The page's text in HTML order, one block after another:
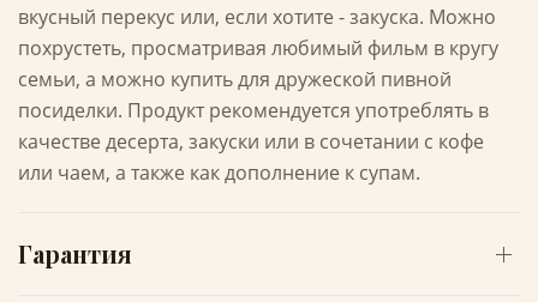
вкусный перекус или, если хотите - закуска. Можно
похрустеть, просматривая любимый фильм в кругу
семьи, а можно купить для дружеской пивной
посиделки. Продукт рекомендуется употреблять в
качестве десерта, закуски или в сочетании с кофе
или чаем, а также как дополнение к супам.
Гарантия